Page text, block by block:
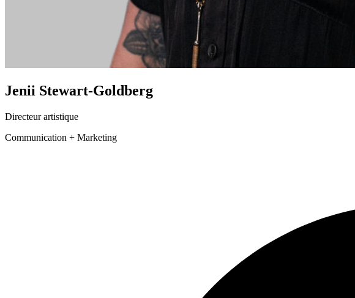
Jenii Stewart-Goldberg
Directeur artistique
Communication + Marketing